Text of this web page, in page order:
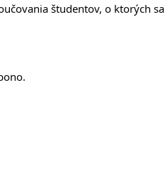
študentov, o ktorých sa